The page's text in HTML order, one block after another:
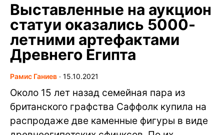
Выставленные на аукцион
статуи оказались 5000-
летними артефактами
Древнего Египта
Рамис Ганиев ∙ 15.10.2021
Около 15 лет назад семейная пара из
британского графства Саффолк купила на
распродаже две каменные фигуры в виде